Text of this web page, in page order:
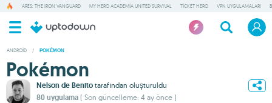
ARES: THE IRON VANGUARD MY HERO ACADEMIA UNITED SURVIVAL TICKET HERO VPN UYGULAMALARI
ANDROID / POKÉMON
Pokémon
Nelson de Benito tarafından oluşturuldu
80 uygulama ( Son güncelleme: 4 ay önce )